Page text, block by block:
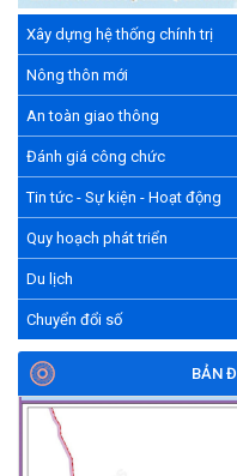
Xây dựng hệ thống chính trị
Nông thôn mới
An toàn giao thông
Đánh giá công chức
Tin tức - Sự kiện - Hoạt động
Quy hoạch phát triển
Du lịch
Chuyển đổi số
BẢN